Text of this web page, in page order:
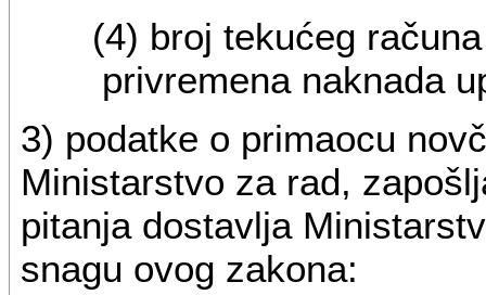
(4) broj tekućeg
privremena naknada
3) podatke o primaocu
Ministarstvo za rad,
pitanja dostavlja
snagu ovog zakona: